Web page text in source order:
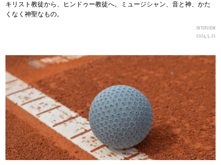
キリスト教徒から、ヒンドゥー教徒へ。ミュージシャン、音と神、かた
くなく神聖なもの。
INTERVIEW
2024.5.21